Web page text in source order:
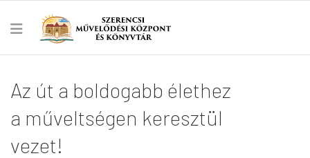
Az út a boldogabb élethez
a műveltségen keresztül
vezet!